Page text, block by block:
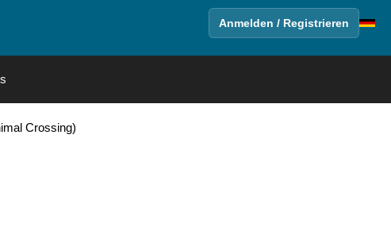
Anmelden / Registrieren
Crossing)